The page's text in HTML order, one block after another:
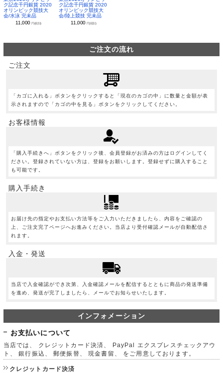
ク記念千円銀貨 2020
オリンピック競技大
会/水泳 完未品
11,000円(税別)
ク記念千円銀貨 2020
オリンピック競技大
会/陸上競技 完未品
11,000 円(税別)
ご注文の流れ
ご注文
「カゴに入れる」ボタンをクリックすると「現在のカゴの中」に数量と金額が表
示されますので「カゴの中を見る」ボタンをクリックしてください。
お客様情報
「購入手続きへ」ボタンをクリック後、会員登録がお済みの方はログインしてく
ださい。登録されていない方は、登録をお願いします。登録せずに購入すること
も可能です。
購入手続き
お届け先の指定やお支払い方法等をご入力いただきましたら、内容をご確認の
上、ご注文完了ページへお進みください。当店より受付確認メールが自動配信さ
れます。
入金・発送
当店で入金確認ができ次第、入金確認メールを配信するとともに商品の発送準備
を進め、発送が完了しましたら、メールでお知らせいたします。
インフォメーション
お支払いについて
当店では、 クレジットカード決済、 PayPal エクスプレスチェックアウ
ト、 銀行振込、 郵便振替、 現金書留、 をご用意しております。
クレジットカード決済